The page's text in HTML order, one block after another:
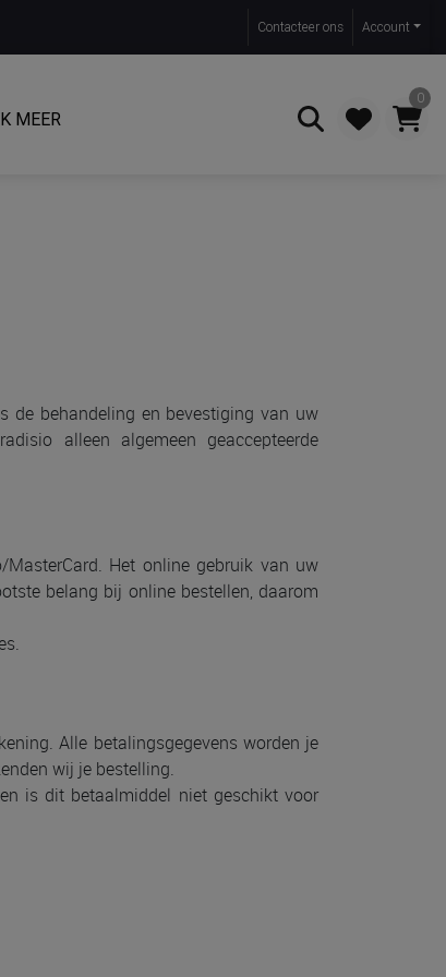
Contacteer ons Account
MEER
0
de behandeling en bevestiging van uw
alleen algemeen geaccepteerde
Het online gebruik van uw
belang bij online bestellen, daarom
Alle betalingsgegevens worden je
wij je bestelling.
is dit betaalmiddel niet geschikt voor